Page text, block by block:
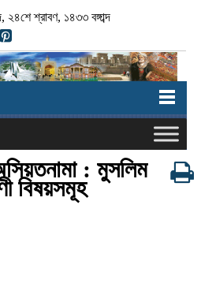
শ্রাবণ, ১৪৩৩ বঙ্গাব্দ
: মুসলিম
বিষয়সমূহ